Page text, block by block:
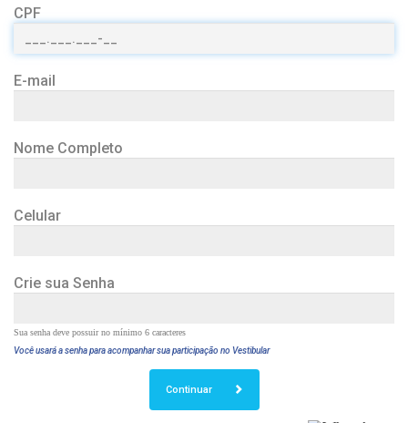
CPF
E-mail
Nome Completo
Celular
Crie sua Senha
Sua senha deve possuir no mínimo 6 caracteres
Você usará a senha para acompanhar sua participação no Vestibular
Continuar